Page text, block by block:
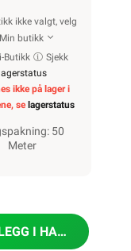
ikke valgt, velg
butikk
Butikk
Sjekk
lagerstatus
ikke på lager i
se lagerstatus
50
Meter
I HANDLEKURV